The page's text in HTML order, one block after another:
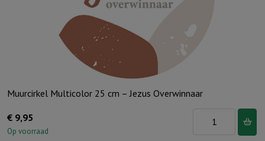
Muurcirkel Multicolor 25 cm – Jezus Overwinnaar
€ 9,95
Op voorraad
Muurcirkel